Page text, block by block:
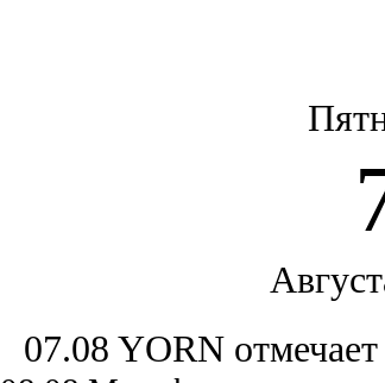
07.08 YORN